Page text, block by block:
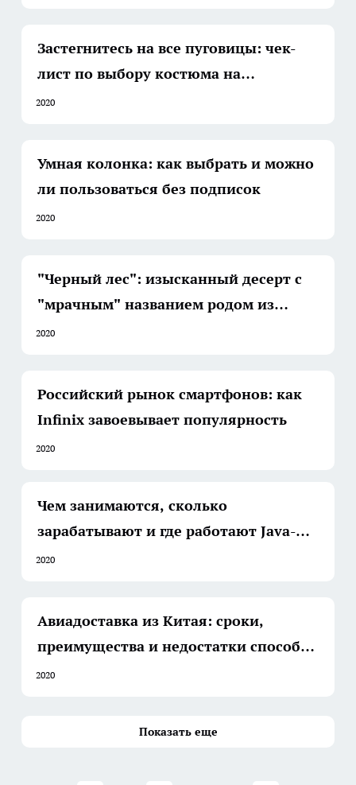
Застегнитесь на все пуговицы: чек-
лист по выбору костюма на
выпускной
2020
Умная колонка: как выбрать и можно
ли пользоваться без подписок
2020
"Черный лес": изысканный десерт с
"мрачным" названием родом из
Германии
2020
Российский рынок смартфонов: как
Infinix завоевывает популярность
2020
Чем занимаются, сколько
зарабатывают и где работают Java-
разработчики
2020
Авиадоставка из Китая: сроки,
преимущества и недостатки способа
перевозки
2020
Показать еще